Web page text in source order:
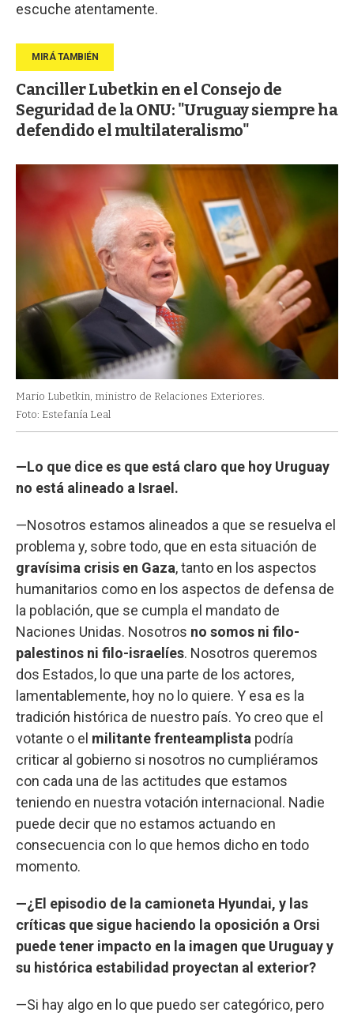
escuche atentamente.
Canciller Lubetkin en el Consejo de
Seguridad de la ONU: "Uruguay siempre ha
defendido el multilateralismo"
Mario Lubetkin, ministro de Relaciones Exteriores.
Foto: Estefanía Leal
—Lo que dice es que está claro que hoy Uruguay
no está alineado a Israel.
—Nosotros estamos alineados a que se resuelva el
problema y, sobre todo, que en esta situación de
gravísima crisis en Gaza, tanto en los aspectos
humanitarios como en los aspectos de defensa de
la población, que se cumpla el mandato de
Naciones Unidas. Nosotros no somos ni filo-
palestinos ni filo-israelíes. Nosotros queremos
dos Estados, lo que una parte de los actores,
lamentablemente, hoy no lo quiere. Y esa es la
tradición histórica de nuestro país. Yo creo que el
votante o el militantefrenteamplista podría
criticar al gobierno si nosotros no cumpliéramos
con cada una de las actitudes que estamos
teniendo en nuestra votación internacional. Nadie
puede decir que no estamos actuando en
consecuencia con lo que hemos dicho en todo
momento.
—¿El episodio de la camioneta Hyundai, y las
críticas que sigue haciendo la oposición a Orsi
puede tener impacto en la imagen que Uruguay y
su histórica estabilidad proyectan al exterior?
—Si hay algo en lo que puedo ser categórico, pero